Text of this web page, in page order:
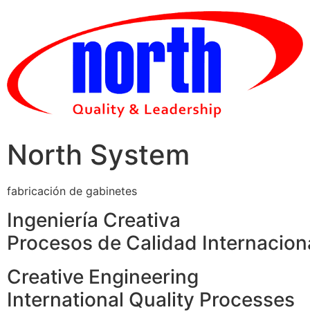
North System
fabricación de gabinetes
Ingeniería Creativa
Procesos de Calidad
Creative Engineering
International Quality Processes